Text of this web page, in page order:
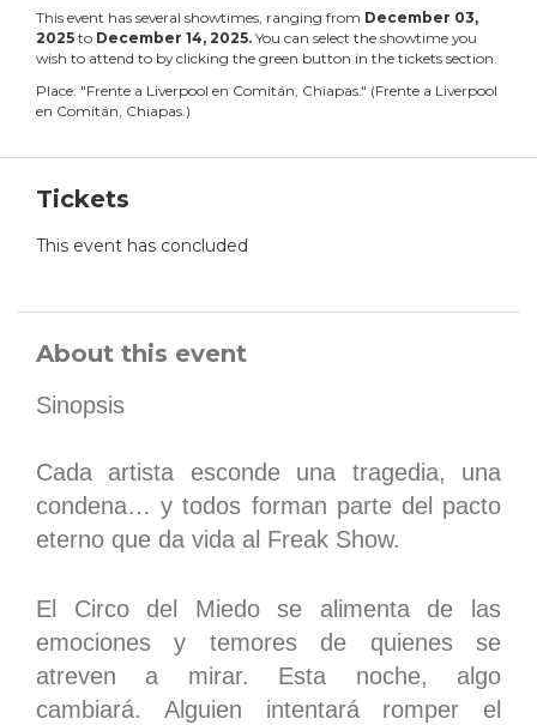
This event has several showtimes, ranging from December 03,
2025 to December 14, 2025. You can select the showtime you
wish to attend to by clicking the green button in the tickets section.
Place: "Frente a Liverpool en Comitán, Chiapas." (Frente a Liverpool
en Comitán, Chiapas.)
Tickets
This event has concluded
About this event
Sinopsis
Cada artista esconde una tragedia, una
condena… y todos forman parte del pacto
eterno que da vida al Freak Show.
El Circo del Miedo se alimenta de las
emociones y temores de quienes se
atreven a mirar. Esta noche, algo
cambiará. Alguien intentará romper el